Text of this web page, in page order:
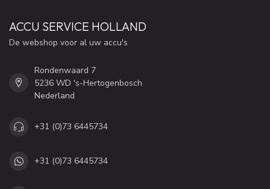
ACCU SERVICE HOLLAND
De webshop voor al uw accu's
Rondenwaard 7
5236 WD 's-Hertogenbosch
Nederland
+31 (0)73 6445734
+31 (0)73 6445734